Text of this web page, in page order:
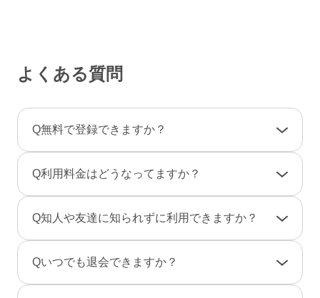
よくある質問
Q無料で登録できますか？
さい。
です。そのため、弊社からお客様へ料金の請求
や督促のご連絡が届くことはありません。
Q利用料金はどうなってますか？
一部のコンテンツの利用はコイン（有料）が必
男性は、事前にポイントをご購入のうえご利用
Q知人や友達に知られずに利用できますか？
のニックネームで、プロフ画像を登録しない状
Qいつでも退会できますか？